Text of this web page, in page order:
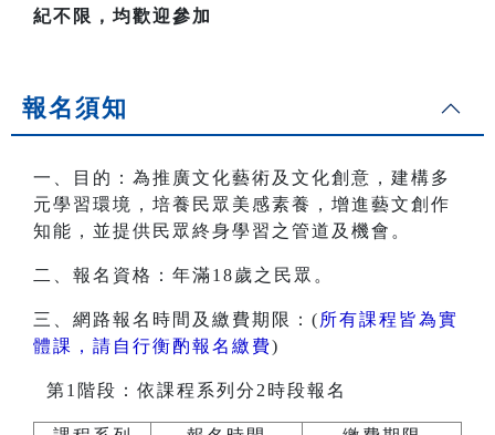
紀不限，均歡迎參加
報名須知
一、目的：為推廣文化藝術及文化創意，建構多
元學習環境，培養民眾美感素養，增進藝文創作
知能，並提供民眾終身學習之管道及機會。
二、報名資格：年滿18歲之民眾。
三、網路報名時間及繳費期限：( 所有課程皆為實
體課，請自行衡酌報名繳費)
第1階段：依課程系列分2時段報名